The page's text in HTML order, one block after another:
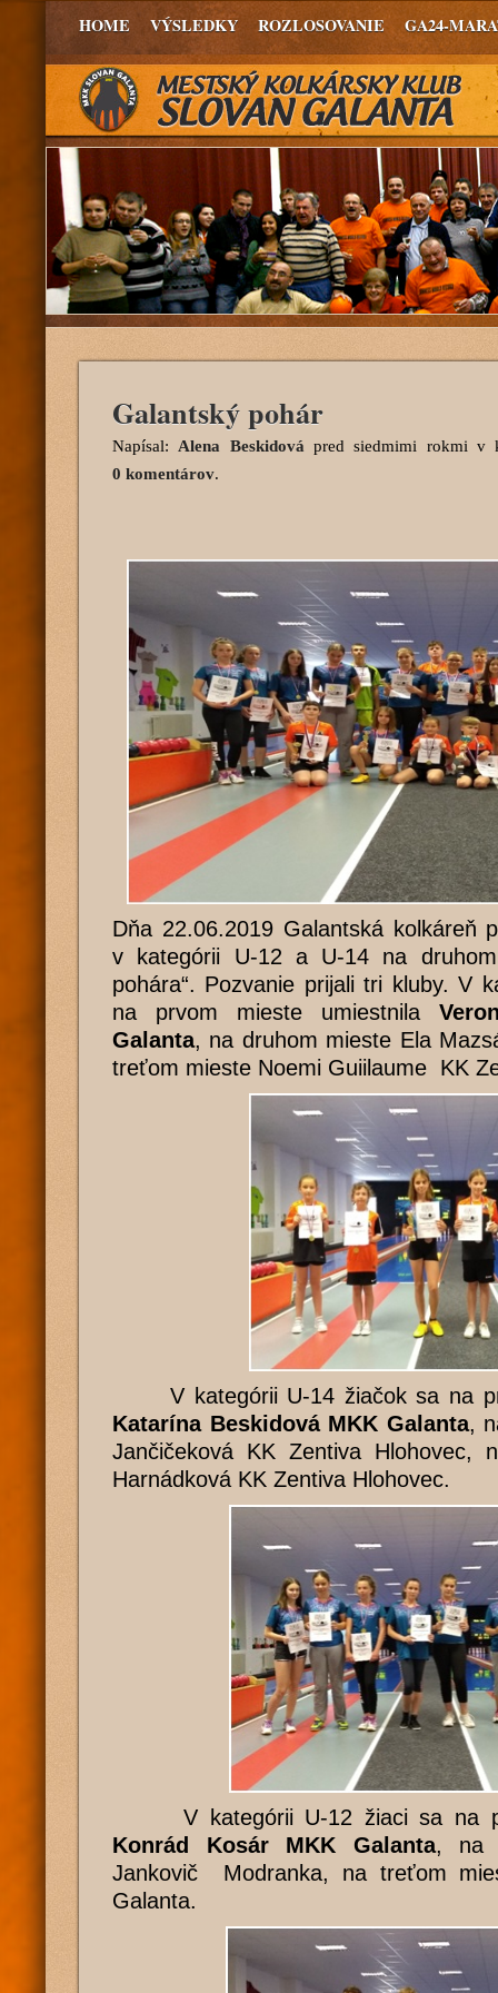
HOME VÝSLEDKY ROZLOSOVANIE GA24-
Galantský pohár
Napísal: Alena Beskidová pred siedmimi rokmi v
0 komentárov.
Dňa 22.06.2019 Galantská kolkáreň
v kategórii U-12 a U-14 na druhom
pohára“. Pozvanie prijali tri kluby. V
na prvom mieste umiestnila
Galanta, na druhom mieste Ela
treťom mieste Noemi Guiilaume KK
V kategórii U-14 žiačok sa na
Katarína Beskidová MKK Galanta,
Jančičeková KK Zentiva Hlohovec,
Harnádková KK Zentiva Hlohovec.
V kategórii U-12 žiaci sa na
Konrád Kosár MKK Galanta, na
Jankovič Modranka, na treťom
Galanta.